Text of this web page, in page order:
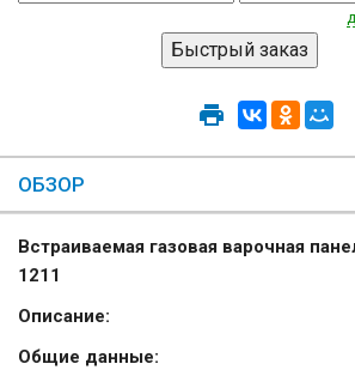
ОБЗОР
Встраиваемая газовая варочная
1211
Описание:
Общие данные: